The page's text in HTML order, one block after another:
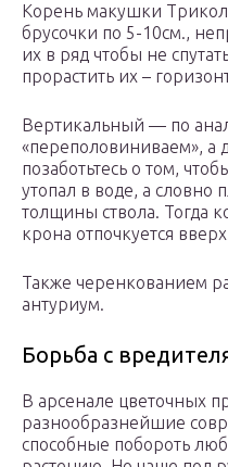
Корень макушки
брусочки по 5-10см.,
их в ряд чтобы не
прорастить их –
Вертикальный — по
«переполовиниваем», а
позаботьтесь о том,
утопал в воде, а словно
толщины ствола. Тогда
крона отпочкуется
Также черенкованием
антуриум.
Борьба с
В арсенале цветочных
разнообразнейшие
способные побороть